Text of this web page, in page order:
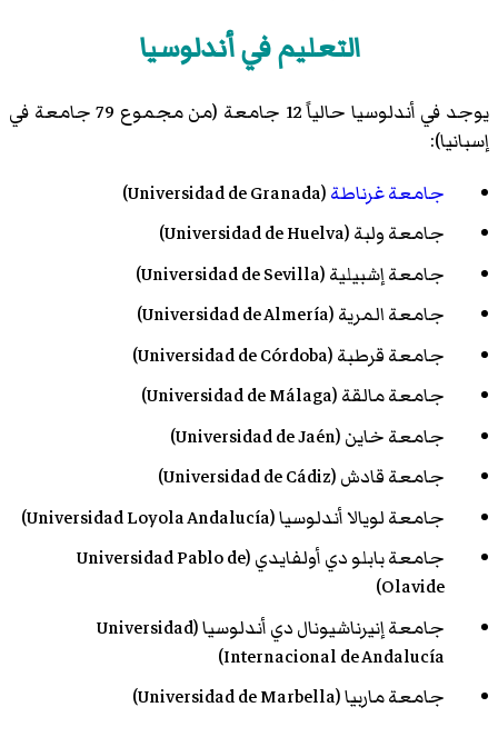
التعليم في أندلوسيا
يوجد في أندلوسيا حالياً 12 جامعة (من مجموع 79 جامعة في
إسبانيا):
جامعة غرناطة(Universidad de Granada)
جامعة ولبة (Universidad de Huelva)
جامعة إشبيلية (Universidad de Sevilla)
جامعة المرية (Universidad de Almería)
جامعة قرطبة (Universidad de Córdoba)
جامعة مالقة (Universidad de Málaga)
جامعة خاين (Universidad de Jaén)
جامعة قادش (Universidad de Cádiz)
جامعة لويالا أندلوسيا (Universidad Loyola Andalucía)
جامعة بابلو دي أولفايدي (Universidad Pablo de
Olavide)
جامعة إنيرناشيونال دي أندلوسيا (Universidad
Internacional de Andalucía)
جامعة ماربيا (Universidad de Marbella)